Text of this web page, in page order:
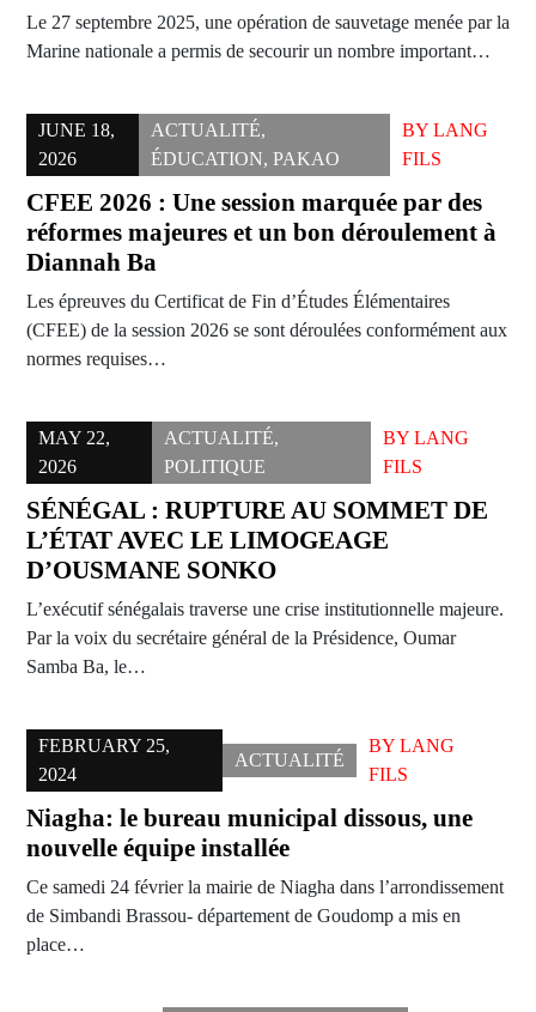
Le 27 septembre 2025, une opération de sauvetage menée par la
Marine nationale a permis de secourir un nombre important…
JUNE 18,
2026
ACTUALITÉ,
ÉDUCATION, PAKAO
BY LANG
FILS
CFEE 2026 : Une session marquée par des
réformes majeures et un bon déroulement à
Diannah Ba
Les épreuves du Certificat de Fin d’Études Élémentaires
(CFEE) de la session 2026 se sont déroulées conformément aux
normes requises…
MAY 22,
2026
ACTUALITÉ,
POLITIQUE
BY LANG
FILS
SÉNÉGAL : RUPTURE AU SOMMET DE
L’ÉTAT AVEC LE LIMOGEAGE
D’OUSMANE SONKO
L’exécutif sénégalais traverse une crise institutionnelle majeure.
Par la voix du secrétaire général de la Présidence, Oumar
Samba Ba, le…
FEBRUARY 25,
2024
ACTUALITÉ
BYLANG
FILS
Niagha: le bureau municipal dissous, une
nouvelle équipe installée
Ce samedi 24 février la mairie de Niagha dans l’arrondissement
de Simbandi Brassou- département de Goudomp a mis en
place…